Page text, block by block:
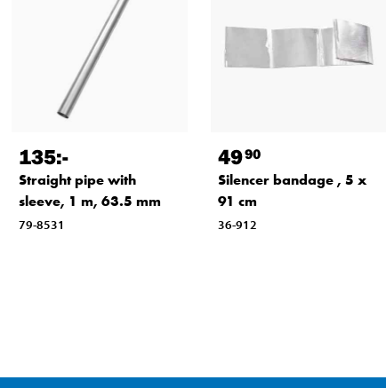
135:-
Straight pipe with
sleeve, 1 m, 63.5 mm
79-8531
4990
Silencer bandage , 5 x
91 cm
36-912